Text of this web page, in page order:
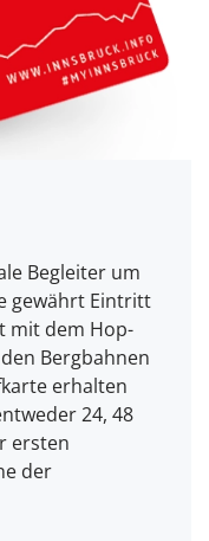
Begleiter um
gewährt Eintritt
mit dem Hop-
Bergbahnen
erhalten
24, 48
ersten
der